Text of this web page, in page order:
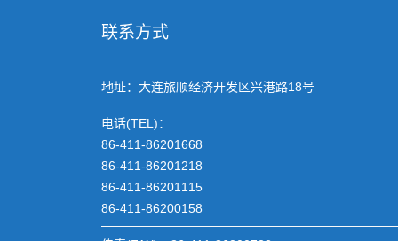
联系方式
地址：大连旅顺经济开发区兴港路18号
电话(TEL)：
86-411-86201668
86-411-86201218
86-411-86201115
86-411-86200158